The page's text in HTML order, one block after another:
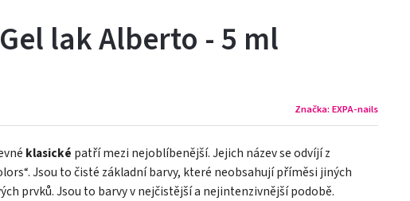
lak Alberto - 5 ml
Značka: EXPA-nails
klasické patří mezi nejoblíbenější. Jejich název se odvíjí z
“. Jsou to čisté základní barvy, které neobsahují příměsi jiných
prvků. Jsou to barvy v nejčistější a nejintenzivnější podobě.